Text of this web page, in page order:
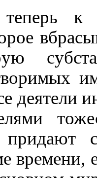
теперь
деятели
времени,